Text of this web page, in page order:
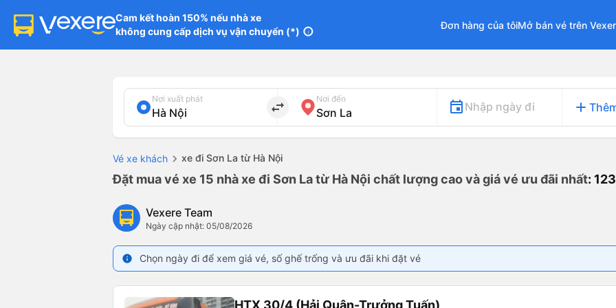
Cam kết hoàn 150% nếu nhà xe
không cung cấp dịch vụ vận chuyển (*) info
Đơn hàng của tôiMở bán vé trên
Nơi xuất phát
import_export
Nơi đến
Nhập ngày đi add
Vé xe khách xe đi Sơn La từ Hà Nội
Đặt mua vé xe 15 nhà xe đi Sơn La từ Hà Nội chất lượng cao và giá vé ưu đãi nhất:
Vexere Team
Ngày cập nhật: 05/08/2026
info Chọn ngày đi để xem giá vé, số ghế trống và ưu đãi khi đặt vé
HTX 30/4 (Hải Quân-Trưởng Tuấn)